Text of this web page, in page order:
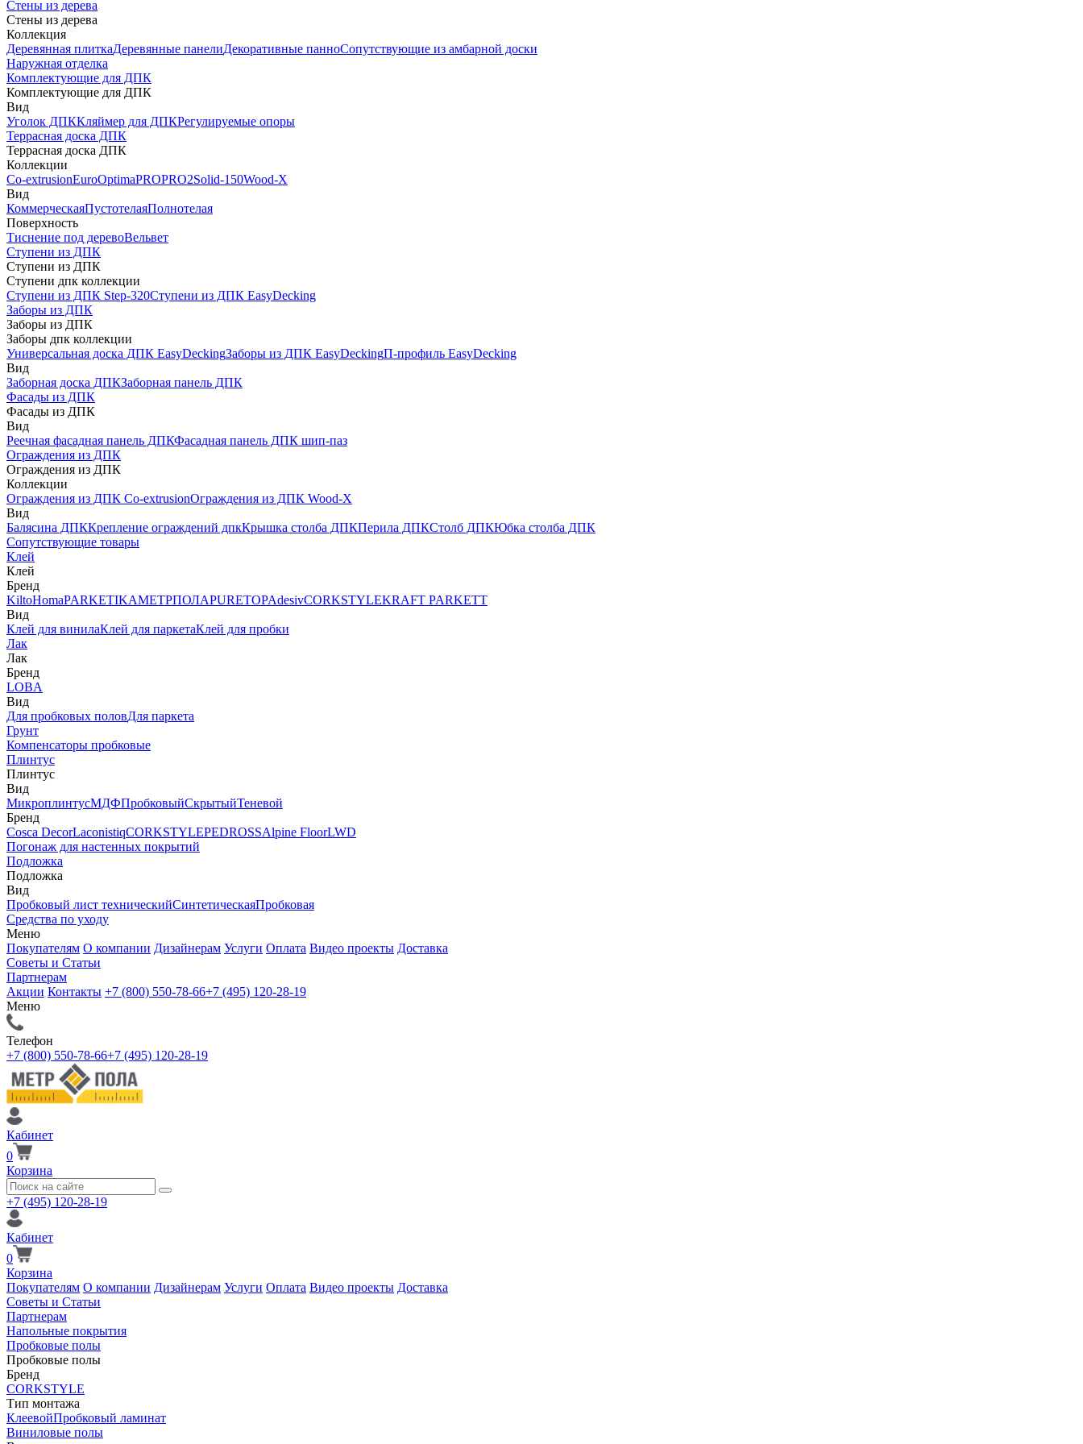
Стены из дерева
Стены из дерева
Коллекция
Деревянная плиткаДеревянные панелиДекоративные панноСопутствующие из амбарной доски
Наружная отделка
Комплектующие для ДПК
Комплектующие для ДПК
Вид
Уголок ДПККляймер для ДПКРегулируемые опоры
Террасная доска ДПК
Террасная доска ДПК
Коллекции
Co-extrusionEuroOptimaPROPRO2Solid-150Wood-X
Вид
КоммерческаяПустотелаяПолнотелая
Поверхность
Тиснение под деревоВельвет
Ступени из ДПК
Ступени из ДПК
Ступени дпк коллекции
Ступени из ДПК Step-320Ступени из ДПК EasyDecking
Заборы из ДПК
Заборы из ДПК
Заборы дпк коллекции
Универсальная доска ДПК EasyDeckingЗаборы из ДПК EasyDeckingП-профиль EasyDecking
Вид
Заборная доска ДПКЗаборная панель ДПК
Фасады из ДПК
Фасады из ДПК
Вид
Реечная фасадная панель ДПКФасадная панель ДПК шип-паз
Ограждения из ДПК
Ограждения из ДПК
Коллекции
Ограждения из ДПК Co-extrusionОграждения из ДПК Wood-X
Вид
Балясина ДПККрепление ограждений дпкКрышка столба ДПКПерила ДПКСтолб ДПКЮбка столба ДПК
Сопутствующие товары
Клей
Клей
Бренд
KiltoHomaPARKETIKAМЕТРПОЛАPURETOPAdesivCORKSTYLEKRAFT PARKETT
Вид
Клей для винилаКлей для паркетаКлей для пробки
Лак
Лак
Бренд
LOBA
Вид
Для пробковых половДля паркета
Грунт
Компенсаторы пробковые
Плинтус
Плинтус
Вид
МикроплинтусМДФПробковыйСкрытыйТеневой
Бренд
Cosca DecorLaconistiqCORKSTYLEPEDROSSAlpine FloorLWD
Погонаж для настенных покрытий
Подложка
Подложка
Вид
Пробковый лист техническийСинтетическаяПробковая
Средства по уходу
Меню
Покупателям О компании Дизайнерам Услуги Оплата Видео проекты Доставка
Советы и Статьи
Партнерам
Акции Контакты +7 (800) 550-78-66+7 (495) 120-28-19
Меню
Телефон
+7 (800) 550-78-66+7 (495) 120-28-19
Кабинет
0
Корзина
+7 (495) 120-28-19
Кабинет
0
Корзина
Покупателям О компании Дизайнерам Услуги Оплата Видео проекты Доставка
Советы и Статьи
Партнерам
Напольные покрытия
Пробковые полы
Пробковые полы
Бренд
CORKSTYLE
Тип монтажа
КлеевойПробковый ламинат
Виниловые полы